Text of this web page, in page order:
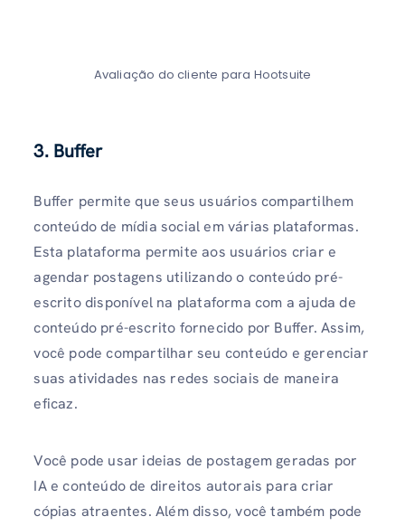
Avaliação do cliente para Hootsuite
3. Buffer
Buffer permite que seus usuários compartilhem
conteúdo de mídia social em várias plataformas.
Esta plataforma permite aos usuários criar e
agendar postagens utilizando o conteúdo pré-
escrito disponível na plataforma com a ajuda de
conteúdo pré-escrito fornecido por Buffer. Assim,
você pode compartilhar seu conteúdo e gerenciar
suas atividades nas redes sociais de maneira
eficaz.
Você pode usar ideias de postagem geradas por
IA e conteúdo de direitos autorais para criar
cópias atraentes. Além disso, você também pode